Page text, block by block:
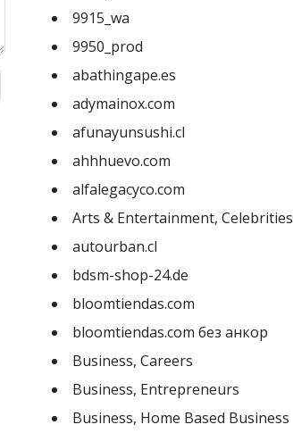
9915_wa
9950_prod
abathingape.es
adymainox.com
afunayunsushi.cl
ahhhuevo.com
alfalegacyco.com
Arts & Entertainment, Celebrities
autourban.cl
bdsm-shop-24.de
bloomtiendas.com
bloomtiendas.com без анкор
Business, Careers
Business, Entrepreneurs
Business, Home Based Business